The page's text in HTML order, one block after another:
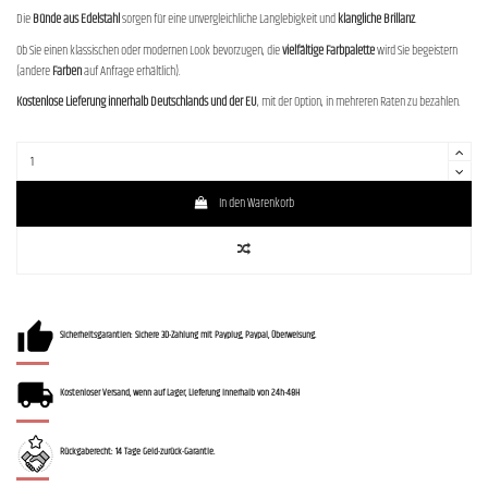
DieBünde aus Edelstahlsorgen für eine unvergleichliche Langlebigkeit undklangliche Brillanz.
Ob Sie einen klassischen oder modernen Look bevorzugen, dievielfältige Farbpalettewird Sie begeistern
(andereFarbenauf Anfrage erhältlich).
Kostenlose Lieferung innerhalb Deutschlands und der EU, mit der Option, in mehreren Raten zu bezahlen.
In den Warenkorb
Sicherheitsgarantien: Sichere 3D-Zahlung mit Payplug, Paypal, Überweisung.
Kostenloser Versand, wenn auf Lager, Lieferung innerhalb von 24h-48H
Rückgaberecht: 14 Tage Geld-zurück-Garantie.